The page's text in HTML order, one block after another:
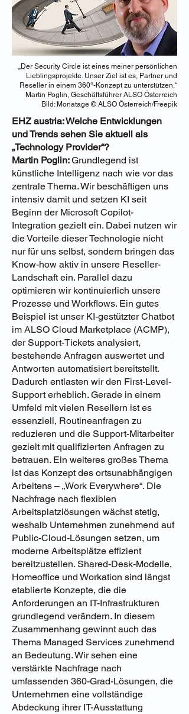
„Der Security Circle ist eines meiner persönlichen
Lieblingsprojekte. Unser Ziel ist es, Partner und
Reseller in einem 360°-Konzept zu unterstützen.“
Martin Poglin, Geschäftsführer ALSO Österreich
Bild: Monatage © ALSO Österreich/Freepik
EHZ austria: Welche Entwicklungen
und Trends sehen Sie aktuell als
„Technology Provider“?
Martin Poglin:Grundlegend ist
künstliche Intelligenz nach wie vor das
zentrale Thema. Wir beschäftigen uns
intensiv damit und setzen KI seit
Beginn der Microsoft Copilot-
Integration gezielt ein. Dabei nutzen wir
die Vorteile dieser Technologie nicht
nur für uns selbst, sondern bringen das
Know-how aktiv in unsere Reseller-
Landschaft ein. Parallel dazu
optimieren wir kontinuierlich unsere
Prozesse und Workflows. Ein gutes
Beispiel ist unser KI-gestützter Chatbot
im ALSO Cloud Marketplace (ACMP),
der Support-Tickets analysiert,
bestehende Anfragen auswertet und
Antworten automatisiert bereitstellt.
Dadurch entlasten wir den First-Level-
Support erheblich. Gerade in einem
Umfeld mit vielen Resellern ist es
essenziell, Routineanfragen zu
reduzieren und die Support-Mitarbeiter
gezielt mit qualifizierten Anfragen zu
betrauen. Ein weiteres großes Thema
ist das Konzept des ortsunabhängigen
Arbeitens – „Work Everywhere“. Die
Nachfrage nach flexiblen
Arbeitsplatzlösungen wächst stetig,
weshalb Unternehmen zunehmend auf
Public-Cloud-Lösungen setzen, um
moderne Arbeitsplätze effizient
bereitzustellen. Shared-Desk-Modelle,
Homeoffice und Workation sind längst
etablierte Konzepte, die die
Anforderungen an IT-Infrastrukturen
grundlegend verändern. In diesem
Zusammenhang gewinnt auch das
Thema Managed Services zunehmend
an Bedeutung. Wir sehen eine
verstärkte Nachfrage nach
umfassenden 360-Grad-Lösungen, die
Unternehmen eine vollständige
Abdeckung ihrer IT-Ausstattung